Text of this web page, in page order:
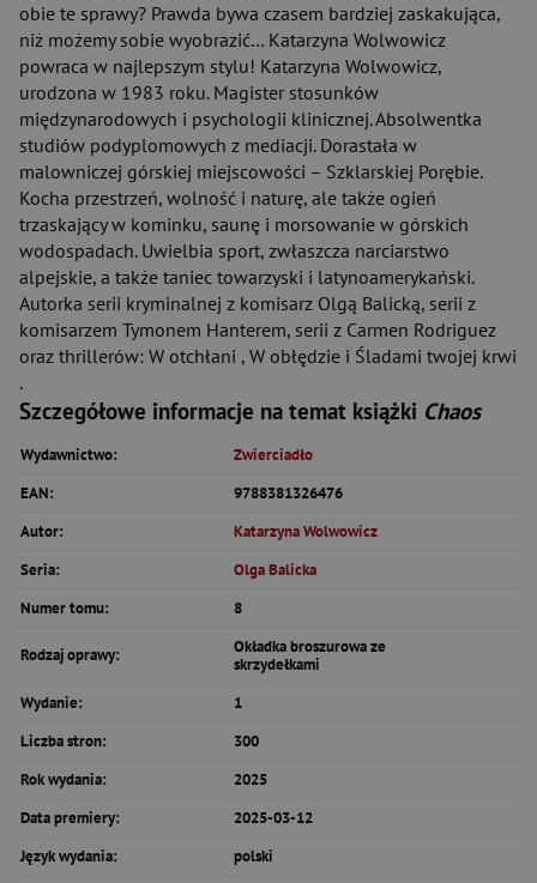
obie te sprawy? Prawda bywa czasem bardziej zaskakująca,
niż możemy sobie wyobrazić… Katarzyna Wolwowicz
powraca w najlepszym stylu! Katarzyna Wolwowicz,
urodzona w 1983 roku. Magister stosunków
międzynarodowych i psychologii klinicznej. Absolwentka
studiów podyplomowych z mediacji. Dorastała w
malowniczej górskiej miejscowości – Szklarskiej Porębie.
Kocha przestrzeń, wolność i naturę, ale także ogień
trzaskający w kominku, saunę i morsowanie w górskich
wodospadach. Uwielbia sport, zwłaszcza narciarstwo
alpejskie, a także taniec towarzyski i latynoamerykański.
Autorka serii kryminalnej z komisarz Olgą Balicką, serii z
komisarzem Tymonem Hanterem, serii z Carmen Rodriguez
oraz thrillerów: W otchłani , W obłędzie i Śladami twojej krwi
.
Szczegółowe informacje na temat książki Chaos
Wydawnictwo:
Zwierciadło
EAN:
9788381326476
Autor:
Katarzyna Wolwowicz
Seria:
Olga Balicka
Numer tomu:
8
Rodzaj oprawy:
Okładka broszurowa ze
skrzydełkami
Wydanie:
1
Liczba stron:
300
Rok wydania:
2025
Data premiery:
2025-03-12
Język wydania:
polski